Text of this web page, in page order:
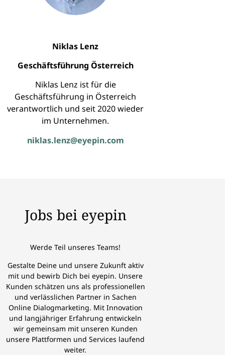
Niklas Lenz
Geschäftsführung Österreich
Niklas Lenz ist für die
Geschäftsführung in Österreich
verantwortlich und seit 2020 wieder
im Unternehmen.
niklas.lenz@eyepin.com
Jobs bei eyepin
Werde Teil unseres Teams!
Gestalte Deine und unsere Zukunft aktiv
mit und bewirb Dich bei eyepin. Unsere
Kunden schätzen uns als professionellen
und verlässlichen Partner in Sachen
Online Dialogmarketing. Mit Innovation
und langjähriger Erfahrung entwickeln
wir gemeinsam mit unseren Kunden
unsere Plattformen und Services laufend
weiter.